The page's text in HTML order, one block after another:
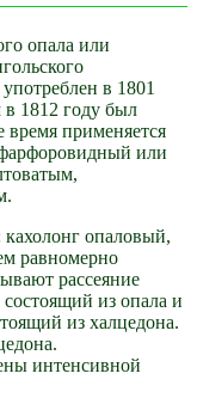
опала или
в 1801
в 1812 году был
время применяется
или
опаловый,
равномерно
рассеяние
из опала и
из халцедона.
интенсивной